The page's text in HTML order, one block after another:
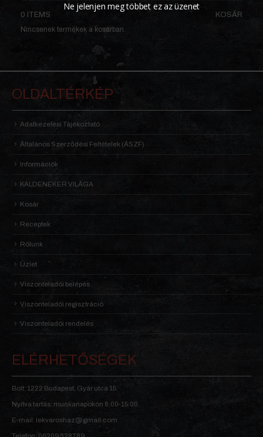
0 ITEMS
KOSÁR
Nincsenek termékek a kosárban.
OLDALTÉRKÉP
Adatkezelési Tájékoztató
Általános Szerződési Feltételek (ÁSZF)
Információk
KALDENEKER VILÁGA
Kosár
Receptek
Rólunk
Üzlet
Viszonteladói belépés
Viszonteladói regisztráció
Viszonteladói rendelés
ELÉRHETŐSÉGEK
Bolt: 1222 Budapest, Gyár utca 15.
Nyitva tartás: munkanapokon 8:00-15:00
E-mail: lekvaroshaz@gmail.com
Ne jelenjen meg többet ez az üzenet